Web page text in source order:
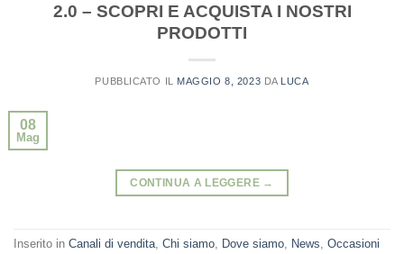
2.0 – SCOPRI E ACQUISTA I NOSTRI
PRODOTTI
PUBBLICATO IL MAGGIO 8, 2023 DA LUCA
08
Mag
CONTINUA A LEGGERE →
Inserito in Canali di vendita, Chi siamo, Dove siamo, News, Occasioni